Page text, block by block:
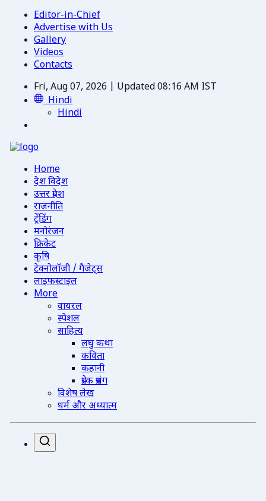
Editor-in-Chief
Advertise with Us
Gallery
Videos
Contacts
Fri, Aug 07, 2026 | Updated 08:16 AM IST
Hindi
Hindi
Home
देश विदेश
उत्तर प्रदेश
राजनीति
ट्रेंडिंग
मनोरंजन
क्रिकेट
कृषि
टेक्नोलॉजी / गैजेट्स
लाइफस्टाइल
More
वायरल
स्पेशल
साहित्य
लघु कथा
कविता
कहानी
प्रेरक प्रसंग
विशेष लेख
धर्म और अध्यात्म